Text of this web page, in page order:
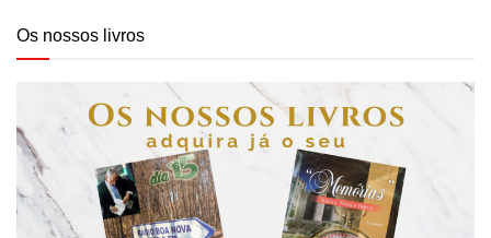
Os nossos livros